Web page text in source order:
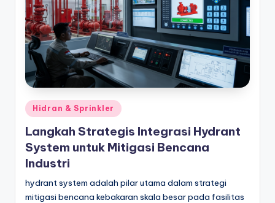
Posted
in
Hidran & Sprinkler
Langkah Strategis Integrasi Hydrant
System untuk Mitigasi Bencana
Industri
hydrant system adalah pilar utama dalam strategi
mitigasi bencana kebakaran skala besar pada fasilitas